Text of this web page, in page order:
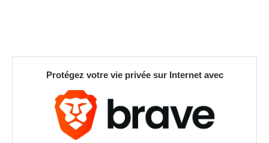
Protégez votre vie privée sur Internet avec